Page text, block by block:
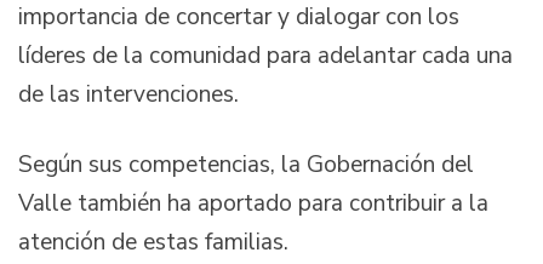
importancia de concertar y dialogar con los
líderes de la comunidad para adelantar cada una
de las intervenciones.
Según sus competencias, la Gobernación del
Valle también ha aportado para contribuir a la
atención de estas familias.